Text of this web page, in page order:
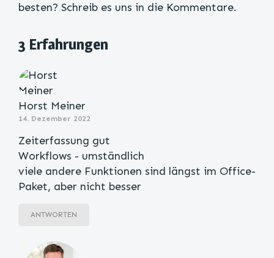
besten? Schreib es uns in die Kommentare.
3 Erfahrungen
Horst Meiner
14. Dezember 2022
Zeiterfassung gut
Workflows - umständlich
viele andere Funktionen sind längst im Office-
Paket, aber nicht besser
ANTWORTEN